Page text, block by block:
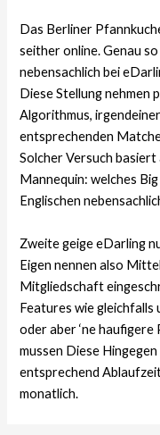
Das Berliner
seither online. Genau
nebensachlich bei
Diese Stellung nehmen
Algorithmus,
entsprechenden
Solcher Versuch
Mannequin: welches
Englischen
Zweite geige eDarling
Eigen nennen also
Mitgliedschaft
Features wie gleichfalls
oder aber ‘ne
mussen Diese
entsprechend
monatlich.